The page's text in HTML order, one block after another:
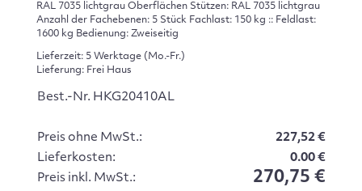
RAL 7035 lichtgrau Oberflächen Stützen: RAL 7035 lichtgrau
Anzahl der Fachebenen: 5 Stück Fachlast: 150 kg :: Feldlast:
1600 kg Bedienung: Zweiseitig
Lieferzeit: 5 Werktage (Mo.-Fr.)
Lieferung: Frei Haus
Best.-Nr. HKG20410AL
Preis ohne MwSt.:
227,52 €
Lieferkosten:
0.00 €
Preis inkl. MwSt.:
270,75 €